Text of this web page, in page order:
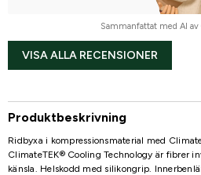
Sammanfattat med AI av
VISA ALLA RECENSIONER
Produktbeskrivning
Ridbyxa i kompressionsmaterial med
ClimateTEK® Cooling Technology är fibrer
känsla. Helskodd med silikongrip.